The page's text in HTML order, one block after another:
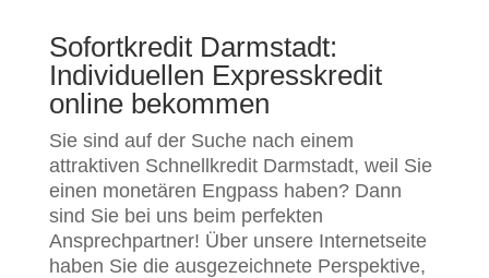
Sofortkredit Darmstadt:
Individuellen Expresskredit
online bekommen
Sie sind auf der Suche nach einem
attraktiven Schnellkredit Darmstadt, weil Sie
einen monetären Engpass haben? Dann
sind Sie bei uns beim perfekten
Ansprechpartner! Über unsere Internetseite
haben Sie die ausgezeichnete Perspektive,